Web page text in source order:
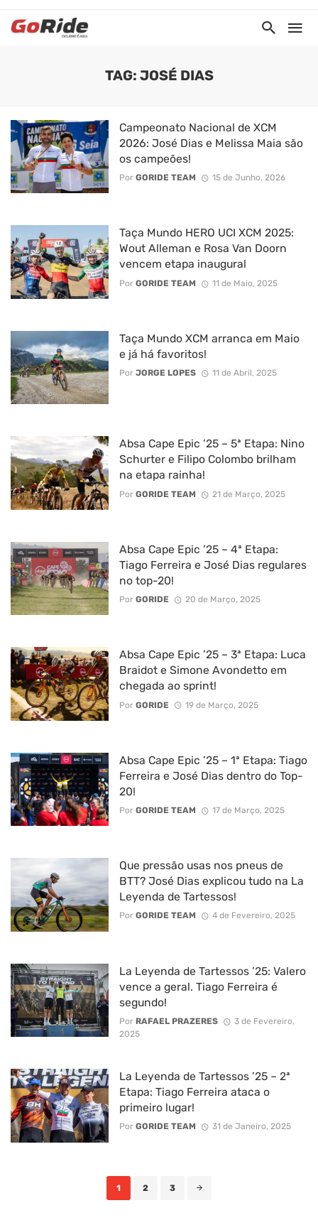
TAG: JOSÉ DIAS
Campeonato Nacional de XCM
2026: José Dias e Melissa Maia são
os campeões!
Por GORIDE TEAM 15 de Junho, 2026
Taça Mundo HERO UCI XCM 2025:
Wout Alleman e Rosa Van Doorn
vencem etapa inaugural
Por GORIDE TEAM 11 de Maio, 2025
Taça Mundo XCM arranca em Maio
e já há favoritos!
Por JORGE LOPES 11 de Abril, 2025
Absa Cape Epic ’25 – 5ª Etapa: Nino
Schurter e Filipo Colombo brilham
na etapa rainha!
Por GORIDE TEAM 21 de Março, 2025
Absa Cape Epic ’25 – 4ª Etapa:
Tiago Ferreira e José Dias regulares
no top-20!
Por GORIDE 20 de Março, 2025
Absa Cape Epic ’25 – 3ª Etapa: Luca
Braidot e Simone Avondetto em
chegada ao sprint!
Por GORIDE 19 de Março, 2025
Absa Cape Epic ’25 – 1ª Etapa: Tiago
Ferreira e José Dias dentro do Top-
20!
Por GORIDE TEAM 17 de Março, 2025
Que pressão usas nos pneus de
BTT? José Dias explicou tudo na La
Leyenda de Tartessos!
Por GORIDE TEAM 4 de Fevereiro, 2025
La Leyenda de Tartessos ’25: Valero
vence a geral. Tiago Ferreira é
segundo!
Por RAFAEL PRAZERES
3 de Fevereiro,
2025
La Leyenda de Tartessos ’25 – 2ª
Etapa: Tiago Ferreira ataca o
primeiro lugar!
Por GORIDE TEAM 31 de Janeiro, 2025
1 2 3